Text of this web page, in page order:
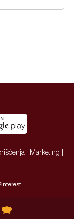
Marketing